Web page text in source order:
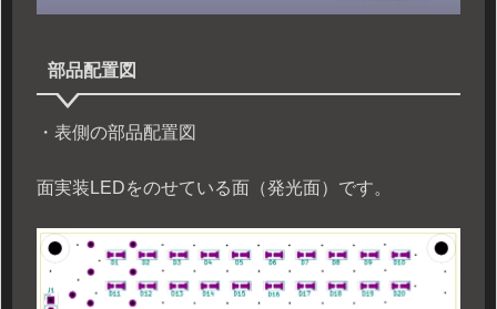
部品配置図
・表側の部品配置図
面実装LEDをのせている面（発光面）です。